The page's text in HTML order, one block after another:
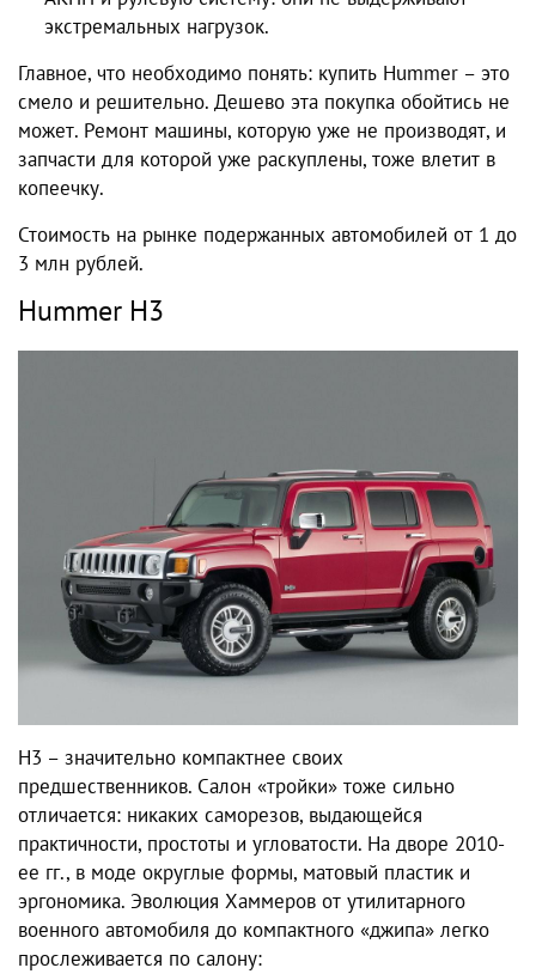
экстремальных нагрузок.
Главное, что необходимо понять: купить Hummer – это
смело и решительно. Дешево эта покупка обойтись не
может. Ремонт машины, которую уже не производят, и
запчасти для которой уже раскуплены, тоже влетит в
копеечку.
Стоимость на рынке подержанных автомобилей от 1 до
3 млн рублей.
Hummer H3
H3 – значительно компактнее своих
предшественников. Салон «тройки» тоже сильно
отличается: никаких саморезов, выдающейся
практичности, простоты и угловатости. На дворе 2010-
ее гг., в моде округлые формы, матовый пластик и
эргономика. Эволюция Хаммеров от утилитарного
военного автомобиля до компактного «джипа» легко
прослеживается по салону: